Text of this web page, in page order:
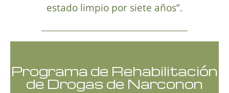
estado limpio por siete años”.
Programa de Rehabilitación
de Drogas de Narconon